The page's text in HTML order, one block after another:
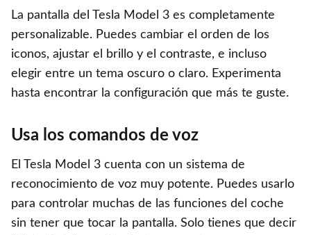
La pantalla del Tesla Model 3 es completamente
personalizable. Puedes cambiar el orden de los
iconos, ajustar el brillo y el contraste, e incluso
elegir entre un tema oscuro o claro. Experimenta
hasta encontrar la configuración que más te guste.
Usa los comandos de voz
El Tesla Model 3 cuenta con un sistema de
reconocimiento de voz muy potente. Puedes usarlo
para controlar muchas de las funciones del coche
sin tener que tocar la pantalla. Solo tienes que decir